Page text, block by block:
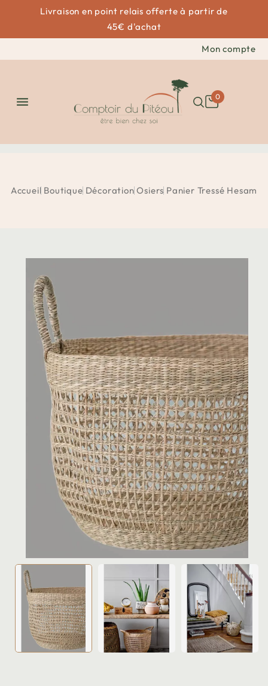
Livraison en point relais offerte à partir de
45€ d'achat
Mon compte
 0
Accueil Boutique Décoration Osiers Panier Tressé Hesam